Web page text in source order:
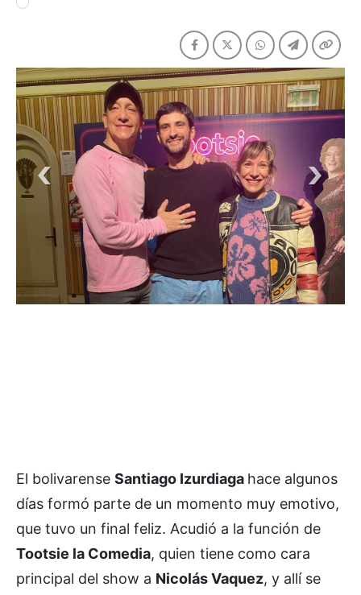
El bolivarense Santiago Izurdiaga hace algunos
días formó parte de un momento muy emotivo,
que tuvo un final feliz. Acudió a la función de
Tootsie la Comedia, quien tiene como cara
principal del show a Nicolás Vaquez, y allí se